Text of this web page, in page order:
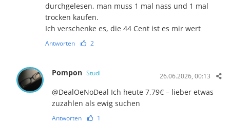
durchgelesen, man muss 1 mal nass und 1 mal
trocken kaufen.
Ich verschenke es, die 44 Cent ist es mir wert
Antworten 2
Pompon Studi 26.06.2026, 00:13
@DealOeNoDeal Ich heute 7,79€ – lieber etwas
zuzahlen als ewig suchen
Antworten 1